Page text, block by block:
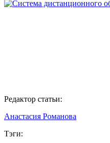
Редактор статьи:
Анастасия Романова
Тэги: